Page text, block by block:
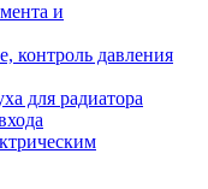
и
контроль давления
для радиатора